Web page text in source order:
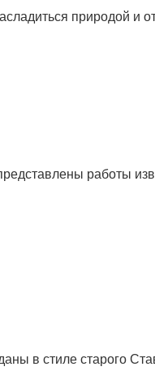
природой и
работы
в стиле старого